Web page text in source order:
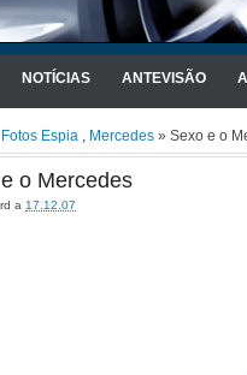
NOTÍCIAS ANTEVISÃO
Fotos Espia , Mercedes » Sexo e o
o Mercedes
a 17.12.07